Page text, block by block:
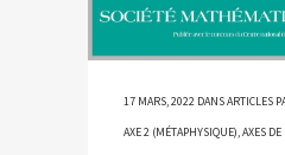
17 MARS, 2022 DANSARTICLES
AXE 2 (MÉTAPHYSIQUE),AXES